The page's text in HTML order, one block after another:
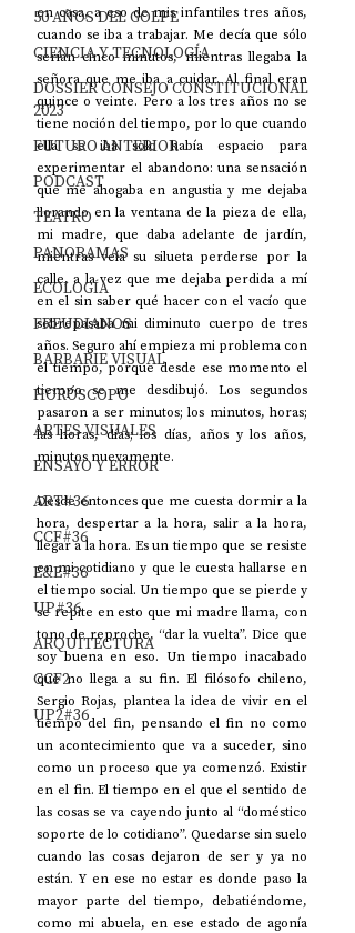
50 AÑOS DEL GOLPE
CIENCIA Y TECNOLOGÍA
DOSSIER CONSEJO CONSTITUCIONAL
2023
FUTURO ANTERIOR
PODCAST
TEATRO
PANORAMAS
ECOLOGÍA
FREUDIANOS
BARBARIE VISUAL
HORÓSCOPO
ARTES VISUALES
ENSAYO Y ERROR
ART#36
CCF#36
E&E#36
UP#36
ARQUITECTURA
CCF2
UP2#36
en casa, a eso de mis infantiles tres años,
cuando se iba a trabajar. Me decía que sólo
serían cinco minutos, mientras llegaba la
señora que me iba a cuidar. Al final eran
quince o veinte. Pero a los tres años no se
tiene noción del tiempo, por lo que cuando
ella se iba solo había espacio para
experimentar el abandono: una sensación
que me ahogaba en angustia y me dejaba
llorando en la ventana de la pieza de ella,
mi madre, que daba adelante de jardín,
mientras veía su silueta perderse por la
calle, a la vez que me dejaba perdida a mí
en el sin saber qué hacer con el vacío que
sobrepasaba mi diminuto cuerpo de tres
años. Seguro ahí empieza mi problema con
el tiempo, porque desde ese momento el
tiempo se me desdibujó. Los segundos
pasaron a ser minutos; los minutos, horas;
las horas, días; los días, años y los años,
minutos nuevamente.
Desde entonces que me cuesta dormir a la
hora, despertar a la hora, salir a la hora,
llegar a la hora. Es un tiempo que se resiste
en mi cotidiano y que le cuesta hallarse en
el tiempo social. Un tiempo que se pierde y
se repite en esto que mi madre llama, con
tono de reproche, “dar la vuelta”. Dice que
soy buena en eso. Un tiempo inacabado
que no llega a su fin. El filósofo chileno,
Sergio Rojas, plantea la idea de vivir en el
tiempo del fin, pensando el fin no como
un acontecimiento que va a suceder, sino
como un proceso que ya comenzó. Existir
en el fin. El tiempo en el que el sentido de
las cosas se va cayendo junto al “doméstico
soporte de lo cotidiano”. Quedarse sin suelo
cuando las cosas dejaron de ser y ya no
están. Y en ese no estar es donde paso la
mayor parte del tiempo, debatiéndome,
como mi abuela, en ese estado de agonía